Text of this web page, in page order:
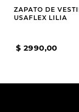
ZAPATO DE
USAFLEX LILIA
$ 2990,00